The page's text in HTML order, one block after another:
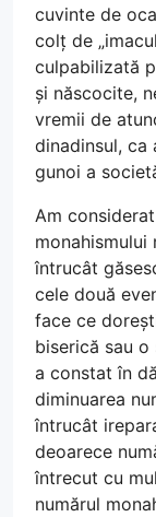
cuvinte de
colț de
culpabilizată
și născocite,
vremii de
dinadinsul, ca
gunoi a
Am
monahismului
întrucât
cele două
face ce
biserică sau o
a constat în
diminuarea
întrucât
deoarece
întrecut cu
numărul